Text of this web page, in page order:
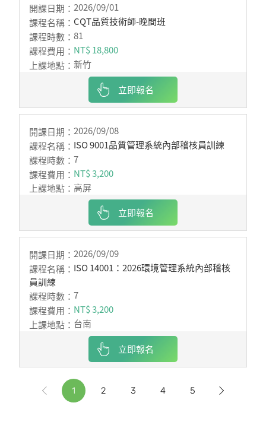
2026/09/01
CQT品質技術師-晚間班
81
NT$ 18,800
新竹
立即報名
2026/09/08
ISO 9001品質管理系統內部稽核員訓練
7
NT$ 3,200
高屏
立即報名
2026/09/09
ISO 14001：2026環境管理系統內部稽核
員訓練
7
NT$ 3,200
台南
立即報名
1 2 3 4 5